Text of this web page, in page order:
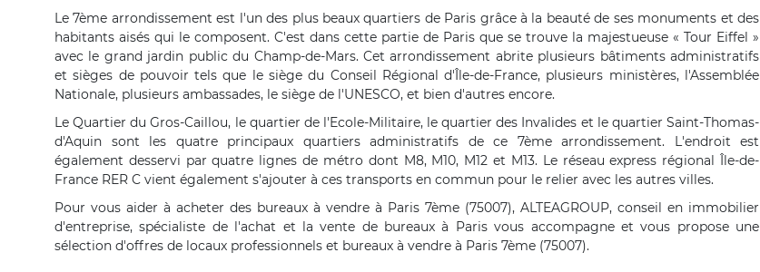
Le 7ème arrondissement est l'un des plus beaux quartiers de Paris grâce à la beauté de ses monuments et des
habitants aisés qui le composent. C'est dans cette partie de Paris que se trouve la majestueuse « Tour Eiffel »
avec le grand jardin public du Champ-de-Mars. Cet arrondissement abrite plusieurs bâtiments administratifs
et sièges de pouvoir tels que le siège du Conseil Régional d'Île-de-France, plusieurs ministères, l'Assemblée
Nationale, plusieurs ambassades, le siège de l'UNESCO, et bien d'autres encore.
Le Quartier du Gros-Caillou, le quartier de l'Ecole-Militaire, le quartier des Invalides et le quartier Saint-Thomas-
d'Aquin sont les quatre principaux quartiers administratifs de ce 7ème arrondissement. L'endroit est
également desservi par quatre lignes de métro dont M8, M10, M12 et M13. Le réseau express régional Île-de-
France RER C vient également s'ajouter à ces transports en commun pour le relier avec les autres villes.
Pour vous aider à acheter des bureaux à vendre à Paris 7ème (75007), ALTEAGROUP, conseil en immobilier
d'entreprise, spécialiste de l'achat et la vente de bureaux à Paris vous accompagne et vous propose une
sélection d'offres de locaux professionnels et bureaux à vendre à Paris 7ème (75007).